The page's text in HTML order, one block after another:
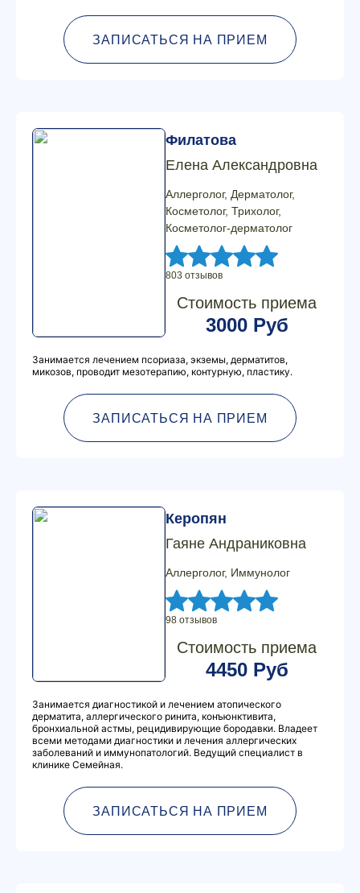
ЗАПИСАТЬСЯ НА ПРИЕМ
Филатова
Елена Александровна
Аллерголог, Дерматолог,
Косметолог, Трихолог,
Косметолог-дерматолог
803 отзывов
Стоимость приема
3000 Руб
Занимается лечением псориаза, экземы, дерматитов,
микозов, проводит мезотерапию, контурную, пластику.
ЗАПИСАТЬСЯ НА ПРИЕМ
Керопян
Гаяне Андраниковна
Аллерголог, Иммунолог
98 отзывов
Стоимость приема
4450 Руб
Занимается диагностикой и лечением атопического
дерматита, аллергического ринита, конъюнктивита,
бронхиальной астмы, рецидивирующие бородавки. Владеет
всеми методами диагностики и лечения аллергических
заболеваний и иммунопатологий. Ведущий специалист в
клинике Семейная.
ЗАПИСАТЬСЯ НА ПРИЕМ